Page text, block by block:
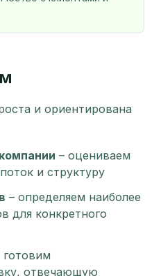
и ориентирована
– оцениваем
и структуру
– определяем наиболее
для конкретного
готовим
отвечающую